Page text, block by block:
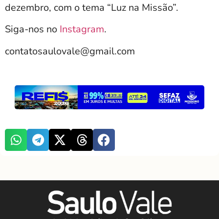
dezembro, com o tema “Luz na Missão”.
Siga-nos no Instagram.
contatosaulovale@gmail.com